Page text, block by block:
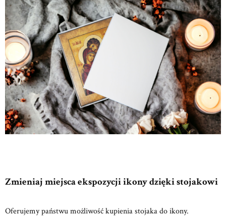
Zmieniaj miejsca ekspozycji ikony dzięki stojakowi
Oferujemy państwu możliwość kupienia stojaka do ikony.